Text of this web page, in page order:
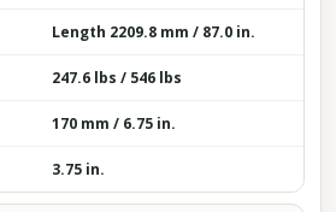
Length 2209.8 mm / 87.0 in.
247.6 lbs / 546 lbs
170 mm / 6.75 in.
3.75 in.